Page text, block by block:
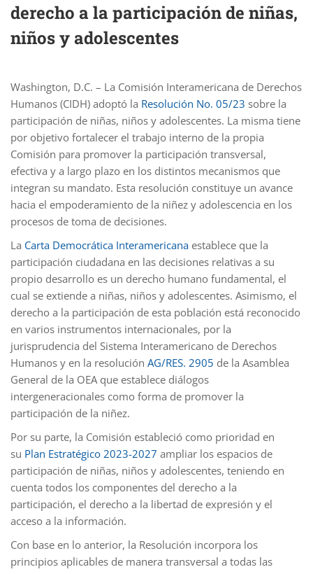
derecho a la participación de niñas,
niños y adolescentes
Washington, D.C. – La Comisión Interamericana de Derechos
Humanos (CIDH) adoptó la Resolución No. 05/23 sobre la
participación de niñas, niños y adolescentes. La misma tiene
por objetivo fortalecer el trabajo interno de la propia
Comisión para promover la participación transversal,
efectiva y a largo plazo en los distintos mecanismos que
integran su mandato. Esta resolución constituye un avance
hacia el empoderamiento de la niñez y adolescencia en los
procesos de toma de decisiones.
La Carta Democrática Interamericana establece que la
participación ciudadana en las decisiones relativas a su
propio desarrollo es un derecho humano fundamental, el
cual se extiende a niñas, niños y adolescentes. Asimismo, el
derecho a la participación de esta población está reconocido
en varios instrumentos internacionales, por la
jurisprudencia del Sistema Interamericano de Derechos
Humanos y en la resolución AG/RES. 2905 de la Asamblea
General de la OEA que establece diálogos
intergeneracionales como forma de promover la
participación de la niñez.
Por su parte, la Comisión estableció como prioridad en
su Plan Estratégico 2023-2027 ampliar los espacios de
participación de niñas, niños y adolescentes, teniendo en
cuenta todos los componentes del derecho a la
participación, el derecho a la libertad de expresión y el
acceso a la información.
Con base en lo anterior, la Resolución incorpora los
principios aplicables de manera transversal a todas las